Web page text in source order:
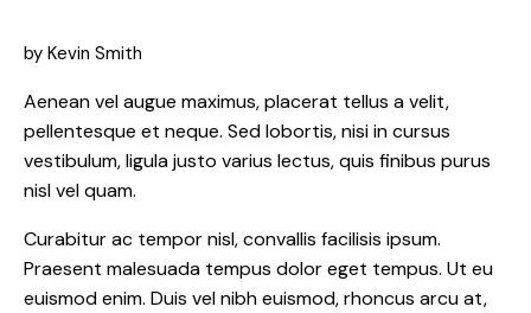
by Kevin Smith
Aenean vel augue maximus, placerat tellus a velit,
pellentesque et neque. Sed lobortis, nisi in cursus
vestibulum, ligula justo varius lectus, quis finibus purus
nisl vel quam.
Curabitur ac tempor nisl, convallis facilisis ipsum.
Praesent malesuada tempus dolor eget tempus. Ut eu
euismod enim. Duis vel nibh euismod, rhoncus arcu at,